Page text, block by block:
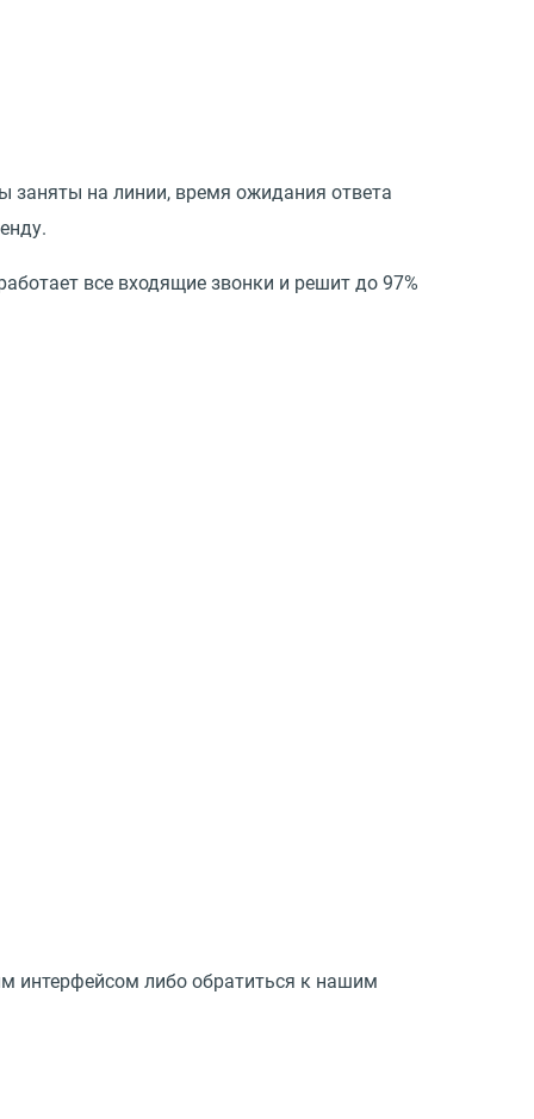
заняты на линии, время ожидания ответа
все входящие звонки и решит до 97%
интерфейсом либо обратиться к нашим